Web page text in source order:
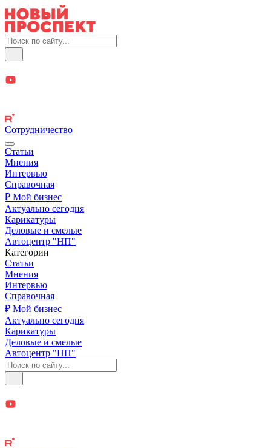
Сотрудничество
Статьи
Мнения
Интервью
Справочная
₽ Мой бизнес
Актуально сегодня
Карикатуры
Деловые и смелые
Автоцентр "НП"
Категории
Статьи
Мнения
Интервью
Справочная
₽ Мой бизнес
Актуально сегодня
Карикатуры
Деловые и смелые
Автоцентр "НП"